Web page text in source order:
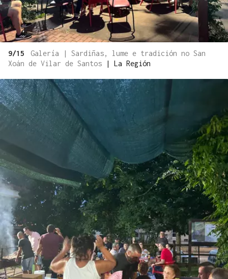
9/15
Galería | Sardiñas, lume e tradición no San
Xoán de Vilar de Santos
| La Región